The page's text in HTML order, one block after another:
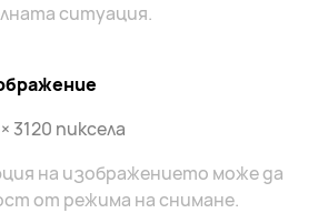
ситуация.
3120 пиксела
на изображението може да
от режима на снимане.